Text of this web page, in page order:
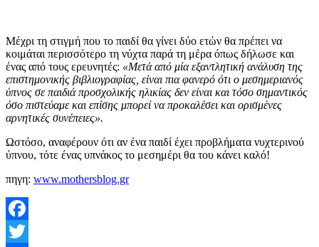
Μέχρι τη στιγμή που το παιδί θα γίνει δύο ετών θα πρέπει να
κοιμάται περισσότερο τη νύχτα παρά τη μέρα όπως δήλωσε και
ένας από τους ερευνητές: «Μετά από μία εξαντλητική ανάλυση της
επιστημονικής βιβλιογραφίας, είναι πια φανερό ότι ο μεσημεριανός
ύπνος σε παιδιά προσχολικής ηλικίας δεν είναι και τόσο σημαντικός
όσο πιστεύαμε και επίσης μπορεί να προκαλέσει και ορισμένες
αρνητικές συνέπειες».
Ωστόσο, αναφέρουν ότι αν ένα παιδί έχει προβλήματα νυχτερινού
ύπνου, τότε ένας υπνάκος το μεσημέρι θα του κάνει καλό!
πηγη: www.mothersblog.gr
Facebook